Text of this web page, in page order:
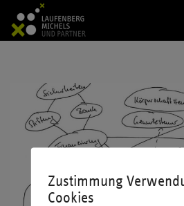
Zustimmung
Cookies